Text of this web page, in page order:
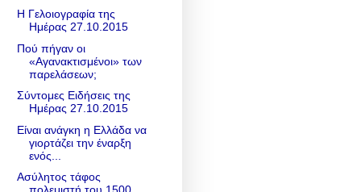
Η Γελοιογραφία της
Ημέρας 27.10.2015
Πού πήγαν οι
«Αγανακτισμένοι» των
παρελάσεων;
Σύντομες Ειδήσεις της
Ημέρας 27.10.2015
Είναι ανάγκη η Ελλάδα να
γιορτάζει την έναρξη
ενός...
Ασύλητος τάφος